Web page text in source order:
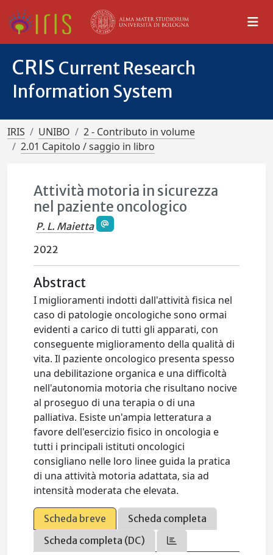
CRIS Current Research
Information System
IRIS UNIBO
2 - Contributo in volume
2.01 Capitolo / saggio in libro
Attività motoria in sicurezza
nel paziente oncologico
P. L. Maietta
2022
Abstract
I miglioramenti indotti dall'attività fisica nel
caso di patologie oncologiche sono ormai
evidenti a carico di tutti gli apparati, con
conseguente miglioramento della qualità di
vita. Il paziente oncologico presenta spesso
una debilitazione organica e una difficoltà
nell'autonomia motoria che risultano nocive
al proseguo di una terapia o di una
palliativa. Esiste un'ampia letteratura a
favore dell'esercizio fisico in oncologia e
tutti i principali istituti oncologici
consigliano nelle loro linee guida la pratica
di una attività motoria adattata, sia ad
intensità moderata che elevata.
Scheda breve
Scheda completa
Scheda completa (DC)